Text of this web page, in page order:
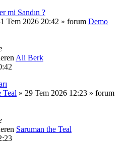
mi Sandın ?
Tem 2026 20:42 » forum Demo
Ali Berk
Teal » 29 Tem 2026 12:23 » forum
Saruman the Teal